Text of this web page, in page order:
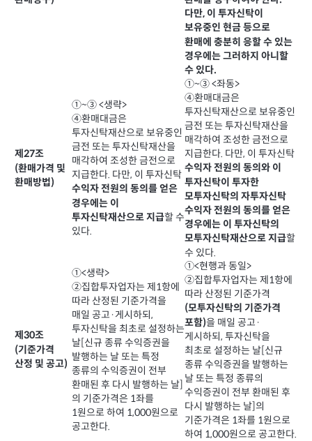
다만, 이 투자신탁이
보유중인 현금 등으로
환매에 충분히 응할 수 있는
경우에는 그러하지 아니할
수 있다.
제27조
(환매가격 및
환매방법)
①~③ <생략>
④환매대금은
투자신탁재산으로 보유중인
금전 또는 투자신탁재산을
매각하여 조성한 금전으로
지급한다. 다만, 이 투자신탁
수익자 전원의 동의를 얻은
경우에는 이
투자신탁재산으로 지급할 수
있다.
①~③ <좌동>
④환매대금은
투자신탁재산으로 보유중인
금전 또는 투자신탁재산을
매각하여 조성한 금전으로
지급한다. 다만, 이 투자신탁
수익자 전원의 동의와 이
투자신탁이 투자한
모투자신탁의 자투자신탁
수익자 전원의 동의를 얻은
경우에는 이 투자신탁의
모투자신탁재산으로 지급할
수 있다.
제30조
(기준가격
산정 및 공고)
①<생략>
②집합투자업자는 제1항에
따라 산정된 기준가격을
매일 공고·게시하되,
투자신탁을 최초로 설정하는
날[신규 종류 수익증권을
발행하는 날 또는 특정
종류의 수익증권이 전부
환매된 후 다시 발행하는 날]
의 기준가격은 1좌를
1원으로 하여 1,000원으로
공고한다.
①<현행과 동일>
②집합투자업자는 제1항에
따라 산정된 기준가격
(모투자신탁의 기준가격
포함)을 매일 공고·
게시하되, 투자신탁을
최초로 설정하는 날[신규
종류 수익증권을 발행하는
날 또는 특정 종류의
수익증권이 전부 환매된 후
다시 발행하는 날]의
기준가격은 1좌를 1원으로
하여 1,000원으로 공고한다.